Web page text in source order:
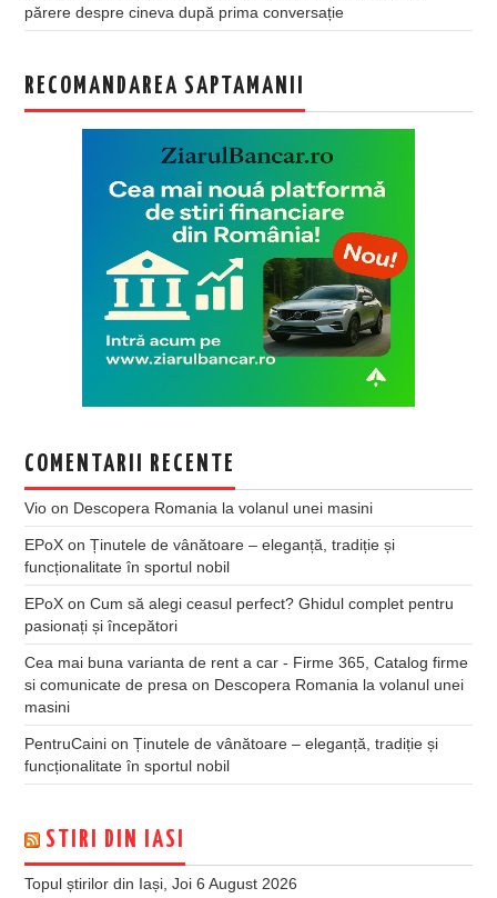
părere despre cineva după prima conversație
RECOMANDAREA SAPTAMANII
COMENTARII RECENTE
Vio on Descopera Romania la volanul unei masini
EPoX onȚinutele de vânătoare – eleganță, tradiție și
funcționalitate în sportul nobil
EPoX onCum să alegi ceasul perfect? Ghidul complet pentru
pasionați și începători
Cea mai buna varianta de rent a car - Firme 365, Catalog firme
si comunicate de presa on Descopera Romania la volanul unei
masini
PentruCaini onȚinutele de vânătoare – eleganță, tradiție și
funcționalitate în sportul nobil
STIRI DIN IASI
Topul știrilor din Iași, Joi 6 August 2026